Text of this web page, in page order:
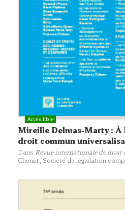
Mireille Delmas-Marty : À
droit commun
Dans Revue internationale de droit
Chenut, Société de législation